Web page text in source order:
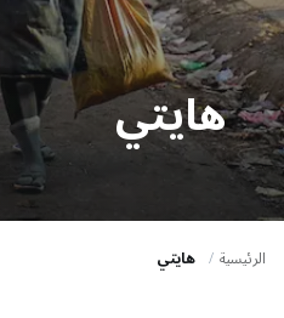
t
i
o
n
هايتي
الرئيسية هايتي